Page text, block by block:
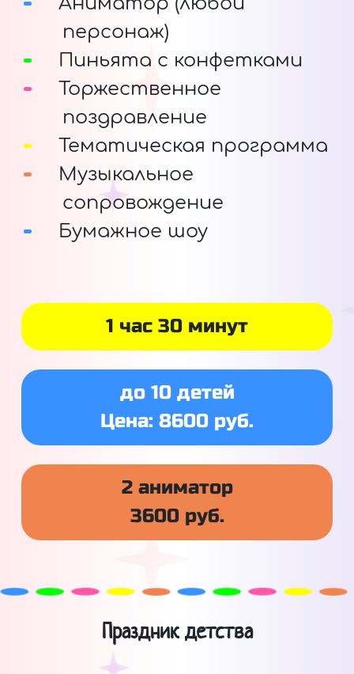
персонаж)
Пиньята с конфетками
Торжественное
поздравление
Тематическая программа
Музыкальное
сопровождение
Бумажное шоу
1 час 30 минут
до 10 детей
Цена: 8600 руб.
2 аниматор
3600 руб.
Праздник детства